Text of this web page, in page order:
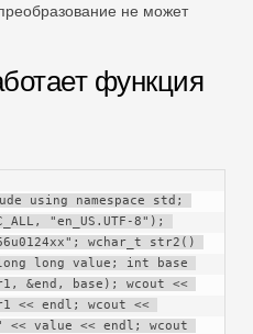
не может
функция
using namespace std;
"en_US.UTF-8");
wchar_t str2()
long value; int base
&end, base); wcout <<
<< endl; wcout <<
<< value << endl; wcout